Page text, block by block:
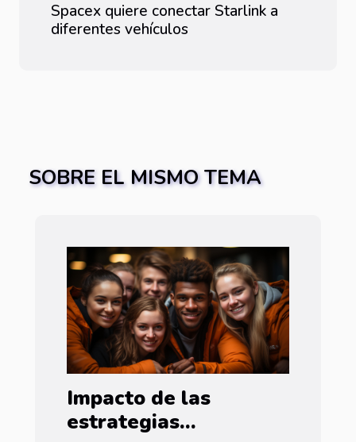
Spacex quiere conectar Starlink a
diferentes vehículos
SOBRE EL MISMO TEMA
Impacto de las
estrategias